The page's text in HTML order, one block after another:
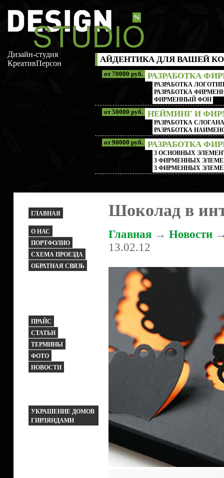
Дизайн-студия
КреативПерсон
%
АЙДЕНТИКА ДЛЯ ВАШЕЙ
РАЗРАБОТКА
РАЗРАБОТКА
РАЗРАБОТКА
ФИРМЕННЫЙ ФОН
от 70000 руб.
НЕЙМИНГ И
РАЗРАБОТКА
РАЗРАБОТКА
от 50000 руб.
РАЗРАБОТКА
3 ОСНОВНЫХ
3 ФИРМЕННЫХ
3 ФИРМЕННЫХ
от 90000 руб.
ГЛАВНАЯ
О НАС
ПОРТФОЛИО
СХЕМА ПРОЕЗДА
ОБРАТНАЯ СВЯЗЬ
ПРАЙС
СТАТЬИ
ТЕРМИНЫ
ФОТО
НОВОСТИ
УКРАШЕНИЕ ДОМОВ
ГИРЛЯНДАМИ
Шоколад в
Главная → Новости
13.02.12